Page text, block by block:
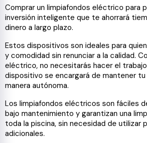
Comprar un limpiafondos eléctrico para
inversión inteligente que te ahorrará
dinero a largo plazo.
Estos dispositivos son ideales para
y comodidad sin renunciar a la calidad.
eléctrico, no necesitarás hacer el
dispositivo se encargará de mantener tu
manera autónoma.
Los limpiafondos eléctricos son fáciles
bajo mantenimiento y garantizan una
toda la piscina, sin necesidad de utilizar
adicionales.